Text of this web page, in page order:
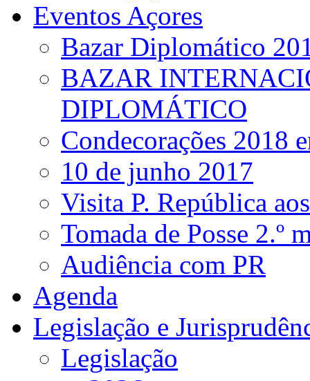
Eventos Açores
Bazar Diplomático
BAZAR
DIPLOMÁTICO
Condecorações 2018
10 de junho 2017
Visita P. República
Tomada de Posse 2.º
Audiência com PR
Agenda
Legislação e
Legislação